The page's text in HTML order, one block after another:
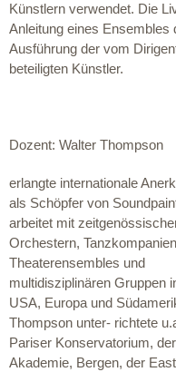
Künstlern verwendet. Die
Anleitung eines Ensembles
Ausführung der vom
beteiligten Künstler.
Dozent: Walter Thompson
erlangte internationale
als Schöpfer von
arbeitet mit
Orchestern,
Theaterensembles und
multidisziplinären Gruppen
USA, Europa und
Thompson unter- richtete
Pariser Konservatorium,
Akademie, Bergen, der